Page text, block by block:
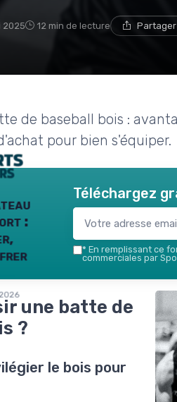
2025 12 min de lecture
de baseball bois :
pour bien s'équiper.
:
Téléchargez
* En remplissant ce
commerciales par
une batte de
?
le bois pour